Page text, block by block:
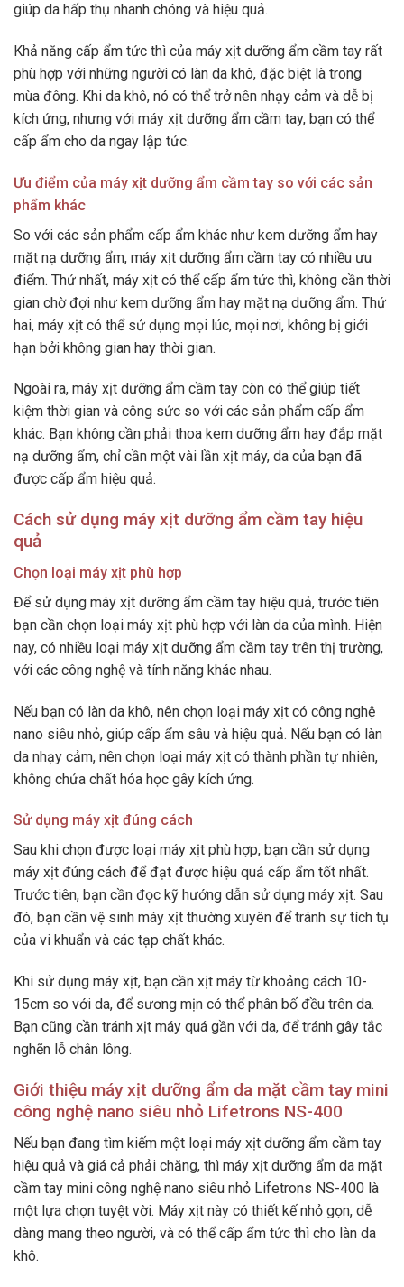
giúp da hấp thụ nhanh chóng và hiệu quả.
Khả năng cấp ẩm tức thì của máy xịt dưỡng ẩm cầm tay rất
phù hợp với những người có làn da khô, đặc biệt là trong
mùa đông. Khi da khô, nó có thể trở nên nhạy cảm và dễ bị
kích ứng, nhưng với máy xịt dưỡng ẩm cầm tay, bạn có thể
cấp ẩm cho da ngay lập tức.
Ưu điểm của máy xịt dưỡng ẩm cầm tay so với các sản
phẩm khác
So với các sản phẩm cấp ẩm khác như kem dưỡng ẩm hay
mặt nạ dưỡng ẩm, máy xịt dưỡng ẩm cầm tay có nhiều ưu
điểm. Thứ nhất, máy xịt có thể cấp ẩm tức thì, không cần thời
gian chờ đợi như kem dưỡng ẩm hay mặt nạ dưỡng ẩm. Thứ
hai, máy xịt có thể sử dụng mọi lúc, mọi nơi, không bị giới
hạn bởi không gian hay thời gian.
Ngoài ra, máy xịt dưỡng ẩm cầm tay còn có thể giúp tiết
kiệm thời gian và công sức so với các sản phẩm cấp ẩm
khác. Bạn không cần phải thoa kem dưỡng ẩm hay đắp mặt
nạ dưỡng ẩm, chỉ cần một vài lần xịt máy, da của bạn đã
được cấp ẩm hiệu quả.
Cách sử dụng máy xịt dưỡng ẩm cầm tay hiệu
quả
Chọn loại máy xịt phù hợp
Để sử dụng máy xịt dưỡng ẩm cầm tay hiệu quả, trước tiên
bạn cần chọn loại máy xịt phù hợp với làn da của mình. Hiện
nay, có nhiều loại máy xịt dưỡng ẩm cầm tay trên thị trường,
với các công nghệ và tính năng khác nhau.
Nếu bạn có làn da khô, nên chọn loại máy xịt có công nghệ
nano siêu nhỏ, giúp cấp ẩm sâu và hiệu quả. Nếu bạn có làn
da nhạy cảm, nên chọn loại máy xịt có thành phần tự nhiên,
không chứa chất hóa học gây kích ứng.
Sử dụng máy xịt đúng cách
Sau khi chọn được loại máy xịt phù hợp, bạn cần sử dụng
máy xịt đúng cách để đạt được hiệu quả cấp ẩm tốt nhất.
Trước tiên, bạn cần đọc kỹ hướng dẫn sử dụng máy xịt. Sau
đó, bạn cần vệ sinh máy xịt thường xuyên để tránh sự tích tụ
của vi khuẩn và các tạp chất khác.
Khi sử dụng máy xịt, bạn cần xịt máy từ khoảng cách 10-
15cm so với da, để sương mịn có thể phân bố đều trên da.
Bạn cũng cần tránh xịt máy quá gần với da, để tránh gây tắc
nghẽn lỗ chân lông.
Giới thiệu máy xịt dưỡng ẩm da mặt cầm tay mini
công nghệ nano siêu nhỏ Lifetrons NS-400
Nếu bạn đang tìm kiếm một loại máy xịt dưỡng ẩm cầm tay
hiệu quả và giá cả phải chăng, thì máy xịt dưỡng ẩm da mặt
cầm tay mini công nghệ nano siêu nhỏ Lifetrons NS-400 là
một lựa chọn tuyệt vời. Máy xịt này có thiết kế nhỏ gọn, dễ
dàng mang theo người, và có thể cấp ẩm tức thì cho làn da
khô.